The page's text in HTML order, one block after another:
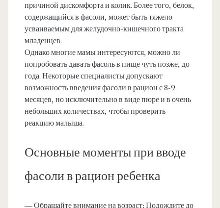
причиной дискомфорта и колик. Более того, белок,
содержащийся в фасоли, может быть тяжело
усваиваемым для желудочно-кишечного тракта
младенцев.
Однако многие мамы интересуются, можно ли
попробовать давать фасоль в пище чуть позже, до
года. Некоторые специалисты допускают
возможность введения фасоли в рацион с 8-9
месяцев, но исключительно в виде пюре и в очень
небольших количествах, чтобы проверить
реакцию малыша.
Основные моменты при вводе
фасоли в рацион ребенка
— Обращайте внимание на возраст: Подождите до